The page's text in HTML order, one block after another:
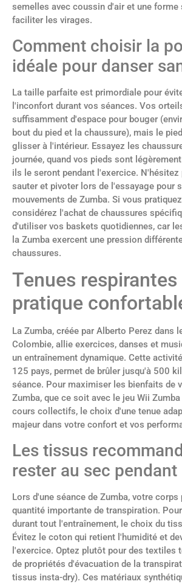
semelles avec coussin d'air et une forme
faciliter les virages.
Comment choisir la
idéale pour danser
La taille parfaite est primordiale pour
l'inconfort durant vos séances. Vos
suffisamment d'espace pour bouger
bout du pied et la chaussure), mais le
glisser à l'intérieur. Essayez les
journée, quand vos pieds sont
ils le seront pendant l'exercice. N'hésitez
sauter et pivoter lors de l'essayage pour
mouvements de Zumba. Si vous
considérez l'achat de chaussures
d'utiliser vos baskets quotidiennes, car
la Zumba exercent une pression
chaussures.
Tenues
pratique
La Zumba, créée par Alberto Perez dans
Colombie, allie exercices, danses et
un entraînement dynamique. Cette
125 pays, permet de brûler jusqu'à 500
séance. Pour maximiser les bienfaits de
Zumba, que ce soit avec le jeu Wii
cours collectifs, le choix d'une tenue
majeur dans votre confort et vos
Les tissus
rester au sec
Lors d'une séance de Zumba, votre corps
quantité importante de transpiration.
durant tout l'entraînement, le choix du
Évitez le coton qui retient l'humidité et
l'exercice. Optez plutôt pour des textiles
de propriétés d'évacuation de la
tissus insta-dry). Ces matériaux